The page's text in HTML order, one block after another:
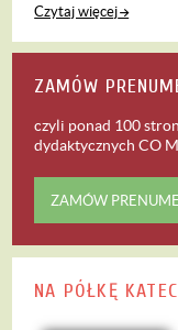
Czytaj więcej
ZAMÓW
czyli ponad 100
dydaktycznychCO
ZAMÓW
NA PÓŁKĘ